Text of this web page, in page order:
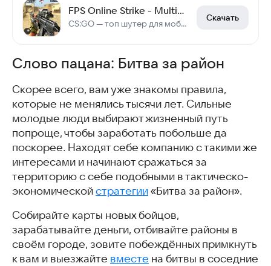
FPS Online Strike - Multiplayer PVP Shooter
CS:GO — топ шутер для мобилок. Играй прямо сейчас
Скачать
Слово пацана: Битва за район
Скорее всего, вам уже знакомы правила,
которые не менялись тысячи лет. Сильные
молодые люди выбирают жизненный путь
попроще, чтобы заработать побольше да
поскорее. Находят себе компанию с такими же
интересами и начинают сражаться за
территорию с себе подобными в тактическо-
экономической стратегии «Битва за район».
Собирайте карты новых бойцов,
зарабатывайте деньги, отбивайте районы в
своём городе, зовите побеждённых примкнуть
к вам и выезжайте вместе на битвы в соседние